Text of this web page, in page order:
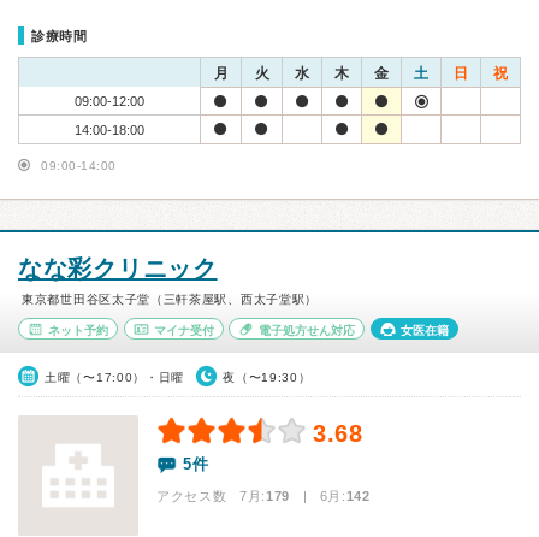
診療時間
月 火 水 木 金 土 日 祝
09:00-12:00
14:00-18:00
09:00-14:00
なな彩クリニック
東京都世田谷区太子堂（三軒茶屋駅、西太子堂駅）
ネット予約 マイナ受付 電子処方せん対応 女医在籍
土曜（〜17:00）・日曜 夜（〜19:30）
3.68
5件
アクセス数 7月:179 | 6月:142